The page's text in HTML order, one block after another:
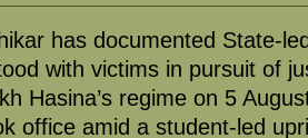
has documented State-
with victims in pursuit of
Hasina’s regime on 5
office amid a student-led